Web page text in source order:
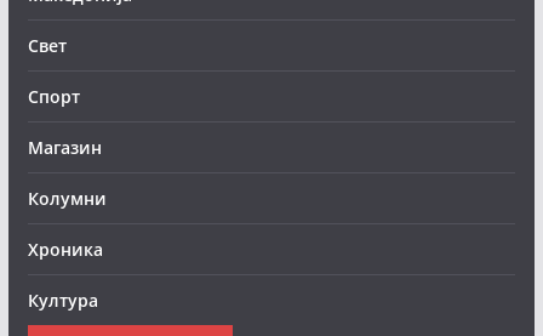
Свет
Спорт
Магазин
Колумни
Хроника
Култура